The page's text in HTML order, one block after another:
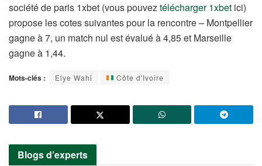
société de paris 1xbet (vous pouveztélécharger 1xbet ici)
propose les cotes suivantes pour la rencontre – Montpellier
gagne à 7, un match nul est évalué à 4,85 et Marseille
gagne à 1,44.
Mots-clés : Elye Wahi Côte d'Ivoire
Blogs d’experts